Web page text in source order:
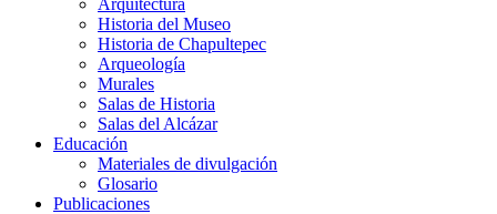
Arquitectura
Historia del Museo
Historia de Chapultepec
Arqueología
Murales
Salas de Historia
Salas del Alcázar
Educación
Materiales de divulgación
Glosario
Publicaciones